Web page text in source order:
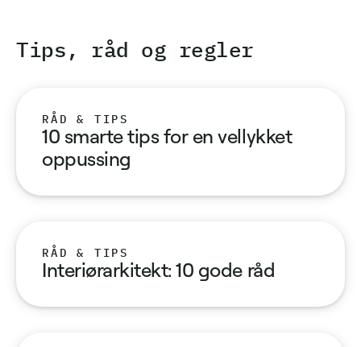
Tips, råd og regler
RÅD & TIPS
10 smarte tips for en vellykket
oppussing
RÅD & TIPS
Interiørarkitekt: 10 gode råd